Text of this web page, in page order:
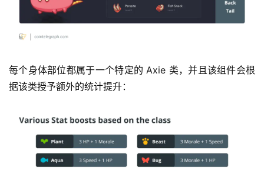
每个身体部位都属于一个特定的 Axie 类，并且该组件会根
据该类授予额外的统计提升：